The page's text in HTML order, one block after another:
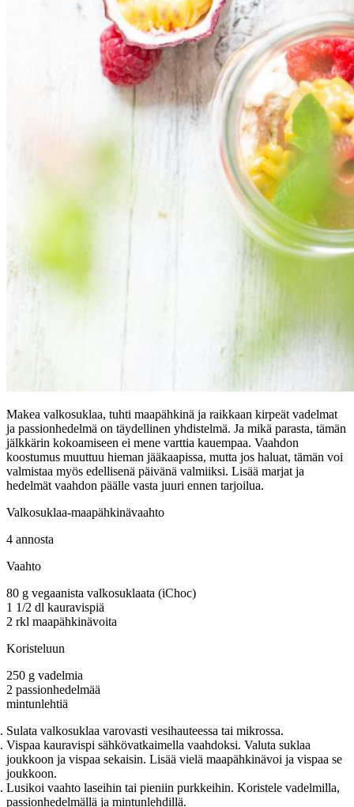
Makea valkosuklaa, tuhti maapähkinä ja raikkaan kirpeät vadelmat
ja passionhedelmä on täydellinen yhdistelmä. Ja mikä parasta, tämän
jälkkärin kokoamiseen ei mene varttia kauempaa. Vaahdon
koostumus muuttuu hieman jääkaapissa, mutta jos haluat, tämän voi
valmistaa myös edellisenä päivänä valmiiksi. Lisää marjat ja
hedelmät vaahdon päälle vasta juuri ennen tarjoilua.
Valkosuklaa-maapähkinävaahto
4 annosta
Vaahto
80 g vegaanista valkosuklaata (iChoc)
1 1/2 dl kauravispiä
2 rkl maapähkinävoita
Koristeluun
250 g vadelmia
2 passionhedelmää
mintunlehtiä
Sulata valkosuklaa varovasti vesihauteessa tai mikrossa.
Vispaa kauravispi sähkövatkaimella vaahdoksi. Valuta suklaa
joukkoon ja vispaa sekaisin. Lisää vielä maapähkinävoi ja vispaa se
joukkoon.
Lusikoi vaahto laseihin tai pieniin purkkeihin. Koristele vadelmilla,
passionhedelmällä ja mintunlehdillä.